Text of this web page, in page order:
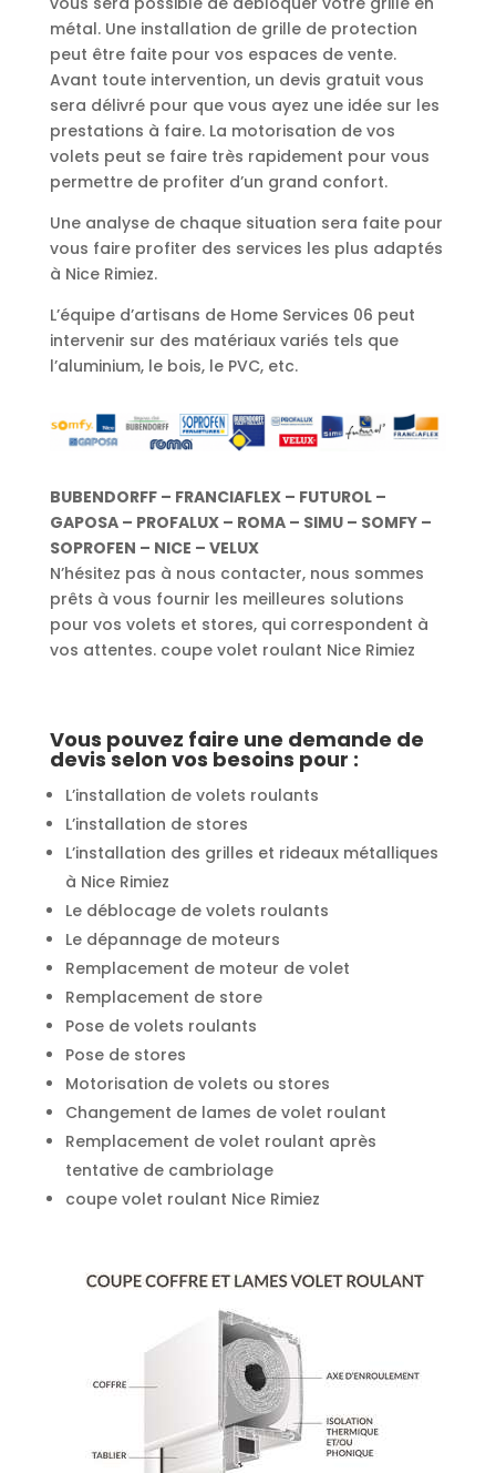
métal. Une installation de grille de protection
peut être faite pour vos espaces de vente.
Avant toute intervention, un devis gratuit vous
sera délivré pour que vous ayez une idée sur les
prestations à faire. La motorisation de vos
volets peut se faire très rapidement pour vous
permettre de profiter d’un grand confort.
Une analyse de chaque situation sera faite pour
vous faire profiter des services les plus adaptés
à Nice Rimiez.
L’équipe d’artisans de Home Services 06 peut
intervenir sur des matériaux variés tels que
l’aluminium, le bois, le PVC, etc.
BUBENDORFF – FRANCIAFLEX – FUTUROL –
GAPOSA – PROFALUX – ROMA – SIMU – SOMFY –
SOPROFEN – NICE – VELUX
N’hésitez pas à nous contacter, nous sommes
prêts à vous fournir les meilleures solutions
pour vos volets et stores, qui correspondent à
vos attentes. coupe volet roulant Nice Rimiez
Vous pouvez faire une demande de
devis selon vos besoins pour :
L’installation de volets roulants
L’installation de stores
L’installation des grilles et rideaux métalliques
à Nice Rimiez
Le déblocage de volets roulants
Le dépannage de moteurs
Remplacement de moteur de volet
Remplacement de store
Pose de volets roulants
Pose de stores
Motorisation de volets ou stores
Changement de lames de volet roulant
Remplacement de volet roulant après
tentative de cambriolage
coupe volet roulant Nice Rimiez